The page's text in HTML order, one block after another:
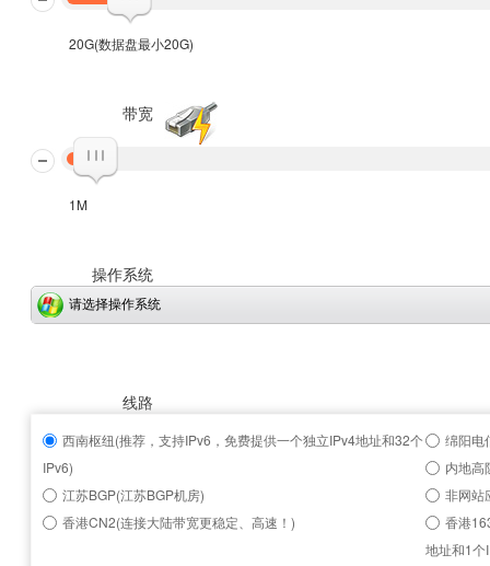
20G(数据盘最小20G)
带宽
1M
操作系统
请选择操作系统
线路
西南枢纽(推荐，支持IPv6，免费提供一个独立IPv4地址和32个
IPv6)
绵阳电
内地高
江苏BGP(江苏BGP机房)
非网站
香港CN2(连接大陆带宽更稳定、高速！)
香港
地址和1个